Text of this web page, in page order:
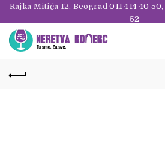
Rajka Mitića 12, Beograd011 414 40 50,
52